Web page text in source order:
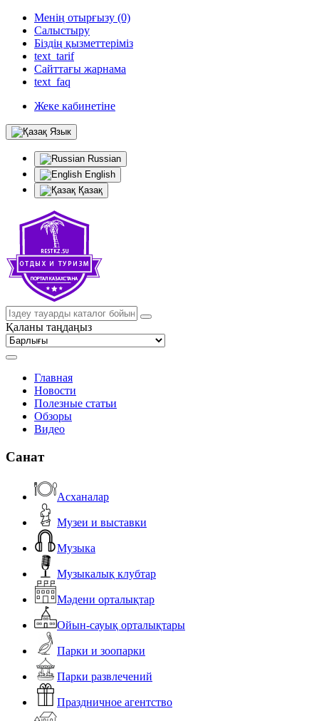
Менің отырғызу (0)
Салыстыру
Біздің қызметтеріміз
text_tarif
Сайттағы жарнама
text_faq
Жеке кабинетіне
Язык
Russian
English
Қазақ
Қаланы таңдаңыз
Главная
Новости
Полезные статьи
Обзоры
Видео
Санат
Асханалар
Музеи и выставки
Музыка
Музыкалық клубтар
Мәдени орталықтар
Ойын-сауық орталықтары
Парки и зоопарки
Парки развлечений
Праздничное агентство